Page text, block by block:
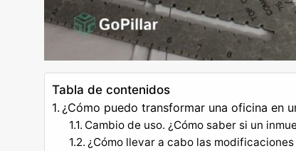
Tabla de contenidos
¿Cómo puedo transformar una oficina en
Cambio de uso. ¿Cómo saber si un
¿Cómo llevar a cabo las